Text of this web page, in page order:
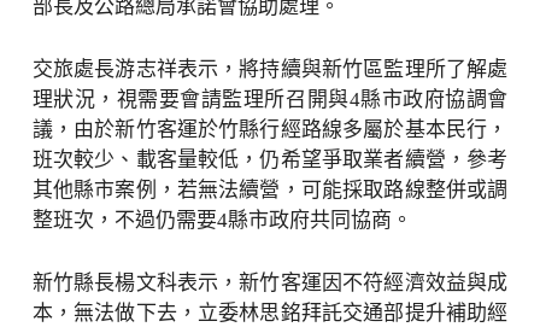
部長及公路總局承諾會協助處理。
交旅處長游志祥表示，將持續與新竹區監理所了解處
理狀況，視需要會請監理所召開與4縣市政府協調會
議，由於新竹客運於竹縣行經路線多屬於基本民行，
班次較少、載客量較低，仍希望爭取業者續營，參考
其他縣市案例，若無法續營，可能採取路線整併或調
整班次，不過仍需要4縣市政府共同協商。
新竹縣長楊文科表示，新竹客運因不符經濟效益與成
本，無法做下去，立委林思銘拜託交通部提升補助經